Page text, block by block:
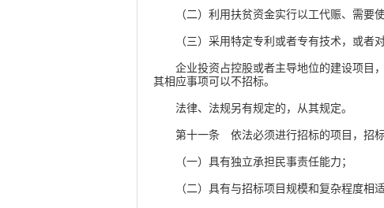
（二）利用扶贫资金实行以工代赈、需要使
（三）采用特定专利或者专有技术，或者对
企业投资占控股或者主导地位的建设项目，
其相应事项可以不招标。
法律、法规另有规定的，从其规定。
第十一条 依法必须进行招标的项目，招标
（一）具有独立承担民事责任能力；
（二）具有与招标项目规模和复杂程度相适